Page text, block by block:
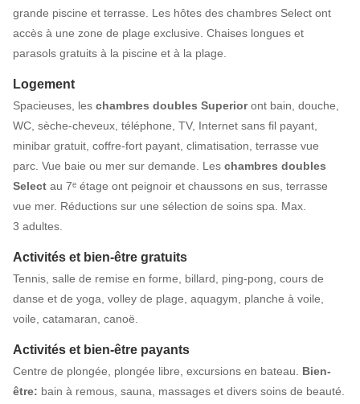
grande piscine et terrasse. Les hôtes des chambres Select ont
accès à une zone de plage exclusive. Chaises longues et
parasols gratuits à la piscine et à la plage.
Logement
Spacieuses, les chambres doubles Superioront bain, douche,
WC, sèche-cheveux, téléphone, TV, Internet sans fil payant,
minibar gratuit, coffre-fort payant, climatisation, terrasse vue
parc. Vue baie ou mer sur demande. Les chambres doubles
Select au 7ᵉ étage ont peignoir et chaussons en sus, terrasse
vue mer. Réductions sur une sélection de soins spa. Max.
3 adultes.
Activités et bien-être gratuits
Tennis, salle de remise en forme, billard, ping-pong, cours de
danse et de yoga, volley de plage, aquagym, planche à voile,
voile, catamaran, canoë.
Activités et bien-être payants
Centre de plongée, plongée libre, excursions en bateau. Bien-
être: bain à remous, sauna, massages et divers soins de beauté.